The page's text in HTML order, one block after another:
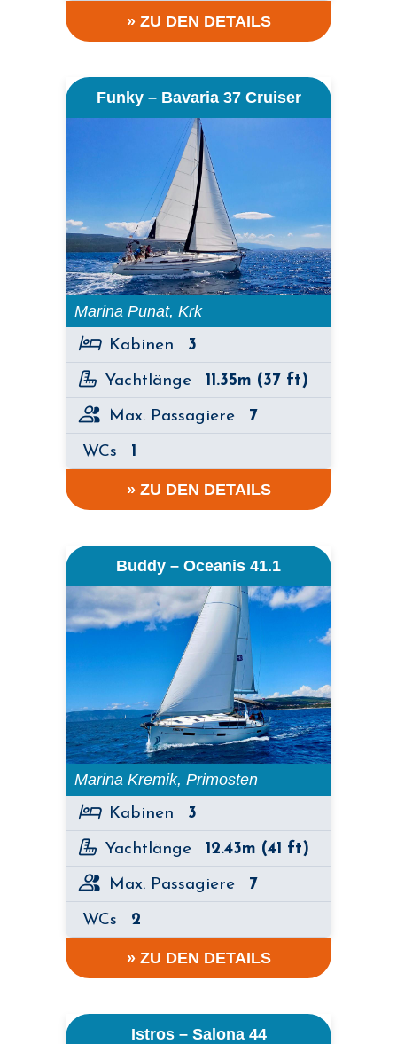
» ZU DEN DETAILS
Funky – Bavaria 37 Cruiser
Marina Punat, Krk
Kabinen 3
Yachtlänge 11.35m (37 ft)
Max. Passagiere 7
WCs 1
» ZU DEN DETAILS
Buddy – Oceanis 41.1
Marina Kremik, Primosten
Kabinen 3
Yachtlänge 12.43m (41 ft)
Max. Passagiere 7
WCs 2
» ZU DEN DETAILS
Istros – Salona 44